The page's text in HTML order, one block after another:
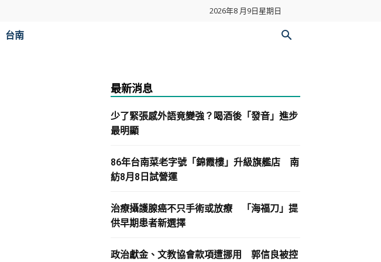
2026年8 月9日星期日
台南
最新消息
少了緊張感外語竟變強？喝酒後「發音」進步
最明顯
86年台南菜老字號「錦霞樓」升級旗艦店 南
紡8月8日試營運
治療攝護腺癌不只手術或放療 「海福刀」提
供早期患者新選擇
政治獻金、文教協會款項遭挪用 郭信良被控